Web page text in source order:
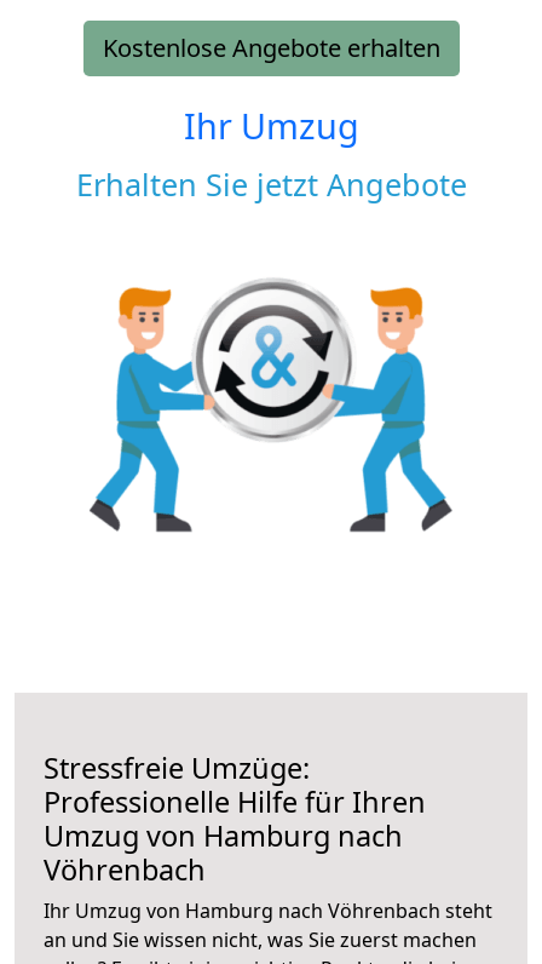
Kostenlose Angebote erhalten
Ihr Umzug
Erhalten Sie jetzt Angebote
Stressfreie Umzüge:
Professionelle Hilfe für Ihren
Umzug von Hamburg nach
Vöhrenbach
Ihr Umzug von Hamburg nach Vöhrenbach steht
an und Sie wissen nicht, was Sie zuerst machen